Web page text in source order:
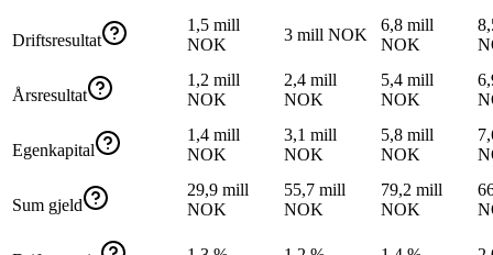
Driftsresultat
1,5 mill
NOK
3 mill NOK
6,8 mill
NOK
Årsresultat
1,2 mill
NOK
2,4 mill
NOK
5,4 mill
NOK
Egenkapital
1,4 mill
NOK
3,1 mill
NOK
5,8 mill
NOK
Sum gjeld
29,9 mill
NOK
55,7 mill
NOK
79,2 mill
NOK